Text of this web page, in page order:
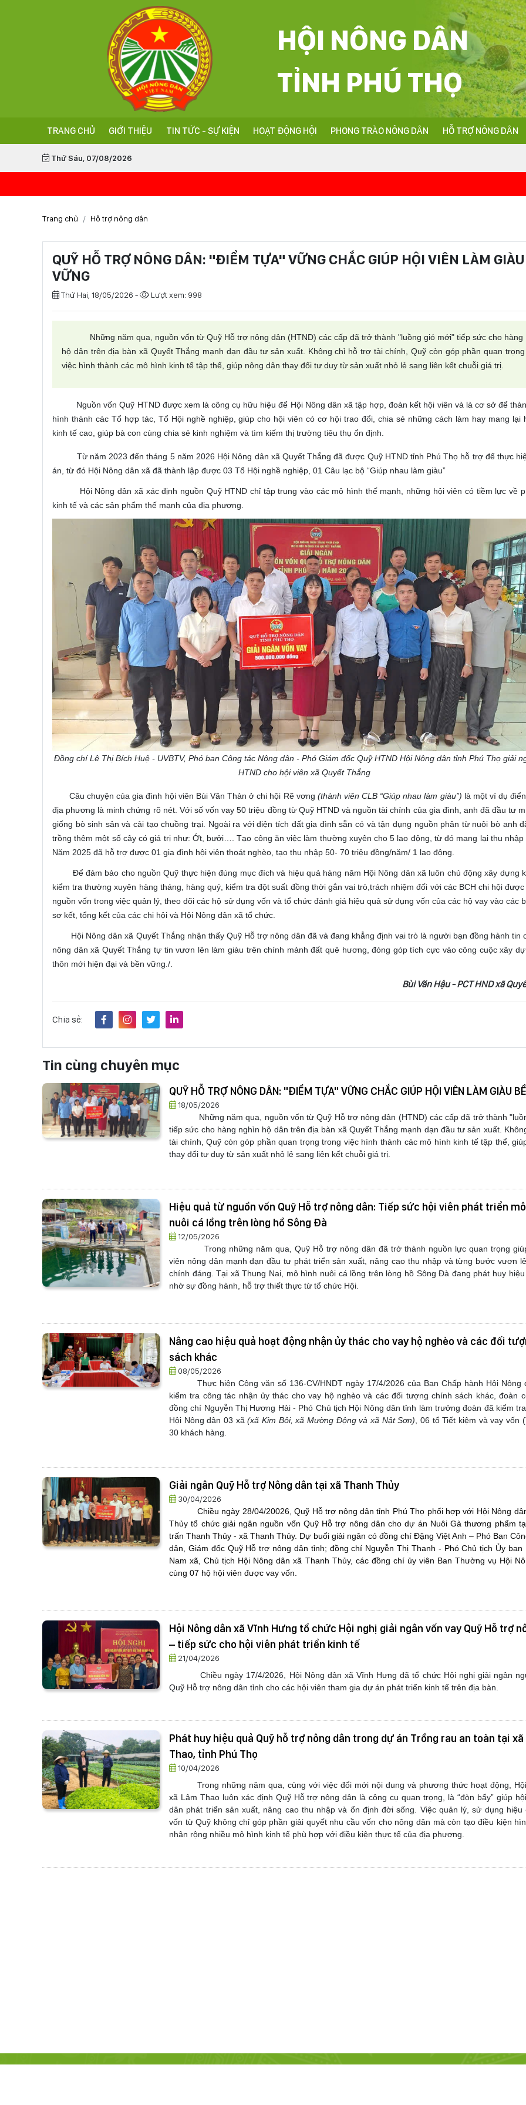
HỘI NÔNG DÂN
TỈNH PHÚ THỌ
TRANG CHỦ GIỚI THIỆU TIN TỨC - SỰ KIỆN HOẠT ĐỘNG HỘI PHONG TRÀO NÔNG DÂN HỖ TRỢ NÔNG DÂN
Thứ Sáu, 07/08/2026
Trang chủ Hỗ trợ nông dân
QUỸ HỖ TRỢ NÔNG DÂN: "ĐIỂM TỰA" VỮNG CHẮC GIÚP HỘI VIÊN LÀM
VỮNG
Thứ Hai, 18/05/2026 - Lượt xem: 998
Những năm qua, nguồn vốn từ Quỹ Hỗ trợ nông dân (HTND) các cấp đã trở thành "luồng gió mới" tiếp sức cho hàng
hộ dân trên địa bàn xã Quyết Thắng mạnh dạn đầu tư sản xuất. Không chỉ hỗ trợ tài chính, Quỹ còn góp phần quan
việc hình thành các mô hình kinh tế tập thể, giúp nông dân thay đổi tư duy từ sản xuất nhỏ lẻ sang liên kết chuỗi giá trị.
Nguồn vốn Quỹ HTND được xem là công cụ hữu hiệu để Hội Nông dân xã tập hợp, đoàn kết hội viên và là cơ sở để
hình thành các Tổ hợp tác, Tổ Hội nghề nghiệp, giúp cho hội viên có cơ hội trao đổi, chia sẻ những cách làm hay mang lại
kinh tế cao, giúp bà con cùng chia sẻ kinh nghiệm và tìm kiếm thị trường tiêu thụ ổn định.
Từ năm 2023 đến tháng 5 năm 2026 Hội Nông dân xã Quyết Thắng đã được Quỹ HTND tỉnh Phú Thọ hỗ trợ để thực
án, từ đó Hội Nông dân xã đã thành lập được 03 Tổ Hội nghề nghiệp, 01 Câu lạc bộ “Giúp nhau làm giàu”
Hội Nông dân xã xác định nguồn Quỹ HTND chỉ tập trung vào các mô hình thế mạnh, những hội viên có tiềm lực về
kinh tế và các sản phẩm thế mạnh của địa phương.
Đồng chí Lê Thị Bích Huệ - UVBTV, Phó ban Công tác Nông dân - Phó Giám đốc Quỹ HTND Hội Nông dân tỉnh Phú Thọ giải
HTND cho hội viên xã Quyết Thắng
Câu chuyện của gia đình hội viên Bùi Văn Thản ở chi hội Rẽ vơng (thành viên CLB “Giúp nhau làm giàu”) là một ví dụ
địa phương là minh chứng rõ nét. Với số vốn vay 50 triệu đồng từ Quỹ HTND và nguồn tài chính của gia đình, anh đã đầu tư
giống bò sinh sản và cải tạo chuồng trại. Ngoài ra với diện tích đất gia đình sẵn có và tận dụng nguồn phân từ nuôi bò anh
trồng thêm một số cây có giá trị như: Ớt, bưởi…. Tạo công ăn việc làm thường xuyên cho 5 lao động, từ đó mang lại thu nhập
Năm 2025 đã hỗ trợ được 01 gia đình hội viên thoát nghèo, tạo thu nhập 50- 70 triệu đồng/năm/ 1 lao động.
Để đảm bảo cho nguồn Quỹ thực hiện đúng mục đích và hiệu quả hàng năm Hội Nông dân xã luôn chủ động xây dựng
kiểm tra thường xuyên hàng tháng, hàng quý, kiểm tra đột suất đồng thời gắn vai trò,trách nhiệm đối với các BCH chi hội được
nguồn vốn trong việc quản lý, theo dõi các hộ sử dụng vốn và tổ chức đánh giá hiệu quả sử dụng vốn của các hộ vay vào các
sơ kết, tổng kết của các chi hội và Hội Nông dân xã tổ chức.
Hội Nông dân xã Quyết Thắng nhận thấy Quỹ Hỗ trợ nông dân đã và đang khẳng định vai trò là người bạn đồng hành tin
nông dân xã Quyết Thắng tự tin vươn lên làm giàu trên chính mảnh đất quê hương, đóng góp tích cực vào công cuộc xây
thôn mới hiện đại và bền vững./.
Bùi Văn Hậu - PCT HND xã
Chia sẻ:
Tin cùng chuyên mục
QUỸ HỖ TRỢ NÔNG DÂN: "ĐIỂM TỰA" VỮNG CHẮC GIÚP HỘI VIÊN LÀM GIÀU
18/05/2026
Những năm qua, nguồn vốn từ Quỹ Hỗ trợ nông dân (HTND) các cấp đã trở thành
tiếp sức cho hàng nghìn hộ dân trên địa bàn xã Quyết Thắng mạnh dạn đầu tư sản xuất.
tài chính, Quỹ còn góp phần quan trọng trong việc hình thành các mô hình kinh tế tập thể,
thay đổi tư duy từ sản xuất nhỏ lẻ sang liên kết chuỗi giá trị.
Hiệu quả từ nguồn vốn Quỹ Hỗ trợ nông dân: Tiếp sức hội viên phát triển
nuôi cá lồng trên lòng hồ Sông Đà
12/05/2026
Trong những năm qua, Quỹ Hỗ trợ nông dân đã trở thành nguồn lực quan trọng
viên nông dân mạnh dạn đầu tư phát triển sản xuất, nâng cao thu nhập và từng bước vươn
chính đáng. Tại xã Thung Nai, mô hình nuôi cá lồng trên lòng hồSông Đà đang phát huy
nhờ sự đồng hành, hỗ trợ thiết thực từ tổ chức Hội.
Nâng cao hiệu quả hoạt động nhận ủy thác cho vay hộ nghèo và các đối
sách khác
08/05/2026
Thực hiện Công văn số 136-CV/HNDT ngày 17/4/2026 của Ban Chấp hành Hội Nông
kiểm tra công tác nhận ủy thác cho vay hộ nghèo và các đối tượng chính sách khác, đoàn
đồng chí Nguyễn Thị Hương Hải - Phó Chủ tịch Hội Nông dân tỉnh làm trưởng đoàn đã kiểm
Hội Nông dân 03 xã(xã Kim Bôi, xã Mường Động và xã Nật Sơn), 06 tổ Tiết kiệm và vay vốn
30 khách hàng.
Giải ngân Quỹ Hỗ trợ Nông dân tại xã Thanh Thủy
30/04/2026
Chiều ngày 28/04/20026, Quỹ Hỗ trợ nông dân tỉnh Phú Thọ phối hợp với Hội Nông
Thủy tổ chức giải ngân nguồn vốn Quỹ Hỗ trợ nông dân cho dự án Nuôi Gà thương phẩm
trấn Thanh Thủy - xã Thanh Thủy. Dự buổi giải ngân có đồng chí Đặng Việt Anh – Phó Ban
dân, Giám đốc Quỹ Hỗ trợ nông dân tỉnh; đồng chí Nguyễn Thị Thanh - PhóChủ tịch Ủy ban
Nam xã, Chủ tịch Hội Nông dân xã Thanh Thủy, các đồng chí ủy viên Ban Thường vụ Hội
cùng 07 hộ hội viên được vay vốn.
Hội Nông dân xã Vĩnh Hưng tổ chức Hội nghị giải ngân vốn vay Quỹ Hỗ trợ
– tiếp sức cho hội viên phát triển kinh tế
21/04/2026
Chiều ngày 17/4/2026, Hội Nông dân xã Vĩnh Hưng đã tổ chức Hội nghị giải ngân
Quỹ Hỗ trợ nông dân tỉnh cho các hội viên tham gia dự án phát triển kinh tế trên địa bàn.
Phát huy hiệu quả Quỹ hỗ trợ nông dân trong dự án Trồng rau an toàn tại xã
Thao, tỉnh Phú Thọ
10/04/2026
Trong những năm qua, cùng với việc đổi mới nội dung và phương thức hoạt động,
xã Lâm Thao luôn xác định Quỹ Hỗ trợ nông dân là công cụ quan trọng, là “đòn bẩy” giúp
dân phát triển sản xuất, nâng cao thu nhập và ổn định đời sống. Việc quản lý, sử dụng hiệu
vốn từ Quỹ không chỉ góp phần giải quyết nhu cầu vốn cho nông dân mà còn tạo điều kiện
nhân rộng nhiều mô hình kinh tế phù hợp với điều kiện thực tế của địa phương.